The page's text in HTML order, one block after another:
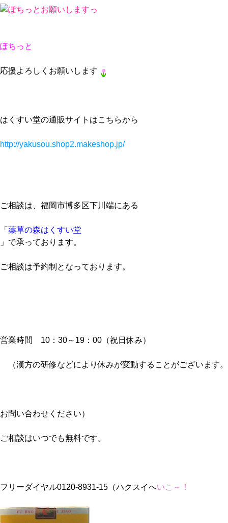
ぽちっと
応援よろしくお願いします
はくすい堂の通販サイトはこちらから
http://yakusou.shop2.makeshop.jp/
ご相談は、福岡市博多区下川端にある
「 薬草の森はくすい堂
」で承っております。
ご相談は予約制となっております。
営業時間 10：30～19：00（祝日休み）
（漢方の研修などにより休みが変動することがございます
お問い合わせください）
ご相談はいつでも無料です。
フリーダイヤル0120-8931-15（ハクスイへいこ～！